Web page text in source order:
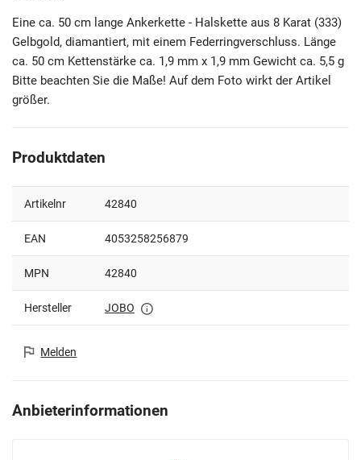
Eine ca. 50 cm lange Ankerkette - Halskette aus 8 Karat (333)
Gelbgold, diamantiert, mit einem Federringverschluss. Länge
ca. 50 cm Kettenstärke ca. 1,9 mm x 1,9 mm Gewicht ca. 5,5 g
Bitte beachten Sie die Maße! Auf dem Foto wirkt der Artikel
größer.
Produktdaten
Artikelnr 42840
EAN 4053258256879
MPN 42840
Hersteller JOBO
Melden
Anbieterinformationen